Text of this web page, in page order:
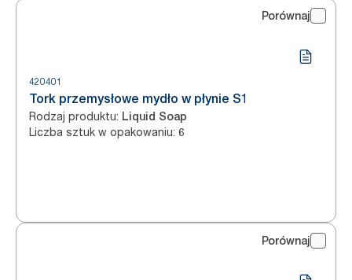
Porównaj
420401
Tork przemysłowe mydło w płynie S1
Rodzaj produktu: Liquid Soap
Liczba sztuk w opakowaniu: 6
Porównaj